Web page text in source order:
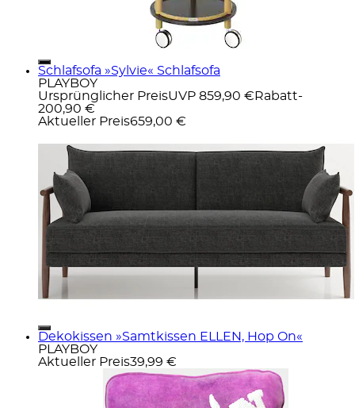
Schlafsofa »Sylvie« Schlafsofa
PLAYBOY
Ursprünglicher PreisUVP 859,90 € Rabatt-
200,90 €
Aktueller Preis659,00 €
Dekokissen »Samtkissen ELLEN, Hop On«
PLAYBOY
Aktueller Preis39,99 €